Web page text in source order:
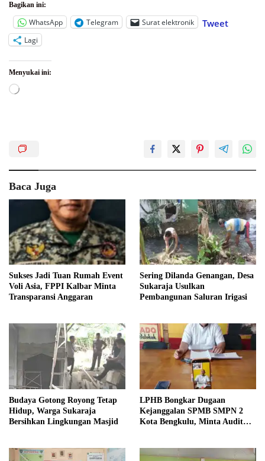
Bagikan ini:
WhatsApp Telegram Surat elektronik Tweet
Lagi
Menyukai ini:
Memuat...
Baca Juga
Sukses Jadi Tuan Rumah Event
Voli Asia, FPPI Kalbar Minta
Transparansi Anggaran
Sering Dilanda Genangan, Desa
Sukaraja Usulkan
Pembangunan Saluran Irigasi
Budaya Gotong Royong Tetap
Hidup, Warga Sukaraja
Bersihkan Lingkungan Masjid
LPHB Bongkar Dugaan
Kejanggalan SPMB SMPN 2
Kota Bengkulu, Minta Audit